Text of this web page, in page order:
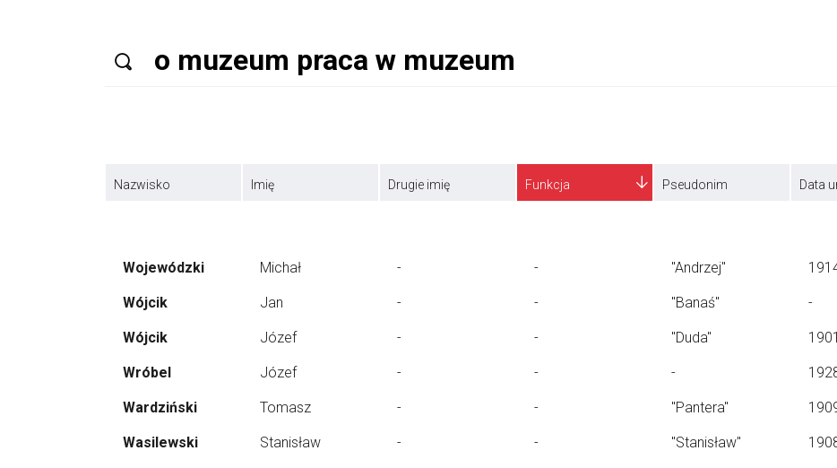
Nazwisko Imię Drugie imię Funkcja Pseudonim Data
Wojewódzki Michał - - "Andrzej"
Wójcik Jan - - "Banaś" -
Wójcik Józef - - "Duda"
Wróbel Józef - - -
Wardziński Tomasz - - "Pantera"
Wasilewski Stanisław - - "Stanisław"